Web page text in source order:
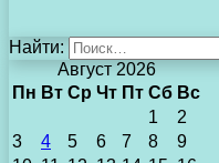
Найти:
Август 2026
Пн Вт Ср Чт Пт Сб Вс
1
2
3
4 5 6 7 8
9